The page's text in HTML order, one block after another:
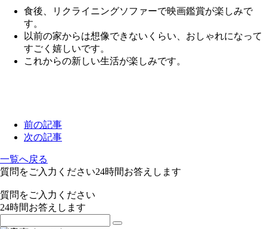
食後、リクライニングソファーで映画鑑賞が楽しみで
す。
以前の家からは想像できないくらい、おしゃれになって
すごく嬉しいです。
これからの新しい生活が楽しみです。
前の記事
次の記事
一覧へ戻る
質問をご入力ください24時間お答えします
質問をご入力ください
24時間お答えします